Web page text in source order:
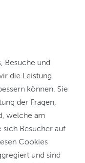
Besuche und
die Leistung
können. Sie
der Fragen,
welche am
Besucher auf
Cookies
und sind